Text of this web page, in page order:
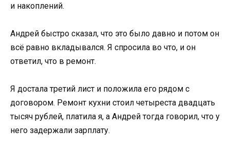
и накоплений.
Андрей быстро сказал, что это было давно и потом он
всё равно вкладывался. Я спросила во что, и он
ответил, что в ремонт.
Я достала третий лист и положила его рядом с
договором. Ремонт кухни стоил четыреста двадцать
тысяч рублей, платила я, а Андрей тогда говорил, что у
него задержали зарплату.